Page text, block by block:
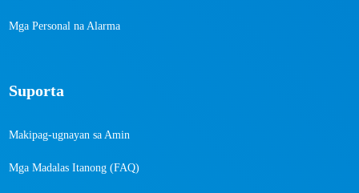
Mga Personal na Alarma
Suporta
Makipag-ugnayan sa Amin
Mga Madalas Itanong (FAQ)